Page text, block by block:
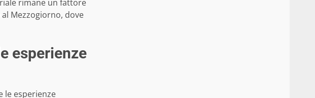
rimane un fattore
Mezzogiorno, dove
esperienze
le esperienze